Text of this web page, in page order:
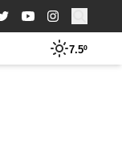
Buscar:
7.5º